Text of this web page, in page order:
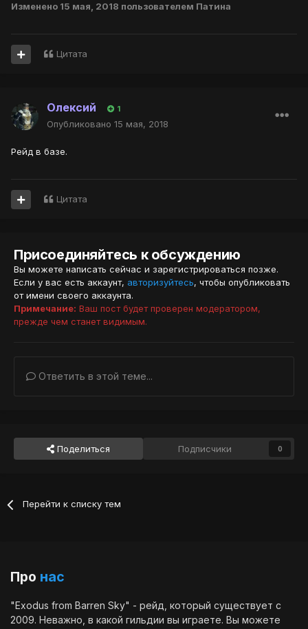
Изменено 15 мая, 2018 пользователем Патина
Цитата
Олексий 1
Опубликовано 15 мая, 2018
Рейд в базе.
Цитата
Присоединяйтесь к обсуждению
Вы можете написать сейчас и зарегистрироваться позже.
Если у вас есть аккаунт, авторизуйтесь, чтобы опубликовать
от имени своего аккаунта.
Примечание: Ваш пост будет проверен модератором,
прежде чем станет видимым.
Ответить в этой теме...
Поделиться Подписчики 0
Перейти к списку тем
Про нас
"Exodus from Barren Sky" - рейд, который существует с
2009. Неважно, в какой гильдии вы играете. Вы можете